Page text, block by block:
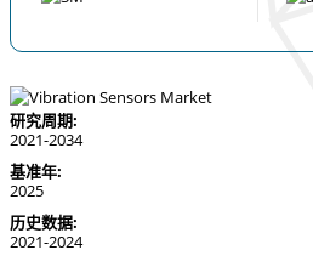
研究周期:
2021-2034
基准年:
2025
历史数据:
2021-2024